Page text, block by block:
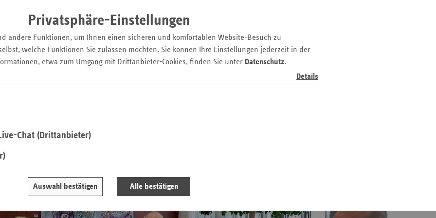
Privatsphäre-Einstellungen
andere Funktionen, um Ihnen einen sicheren und komfortablen Website-Besuch zu
welche Funktionen Sie zulassen möchten. Sie können Ihre Einstellungen jederzeit in der
etwa zum Umgang mit Drittanbieter-Cookies, finden Sie unter Datenschutz.
Details
Chat (Drittanbieter)
Auswahl bestätigen Alle bestätigen
Pfalz
Saarland
der Sinn macht
unverzichtbarer Akteur unser Gesundheitssystem – regional verwurzelt,
800 Mitarbeiterinnen und Mitarbeitern an 15 Standorten in ganz
eine Gesundheitsversorgung, die nicht nur leistungsstark und